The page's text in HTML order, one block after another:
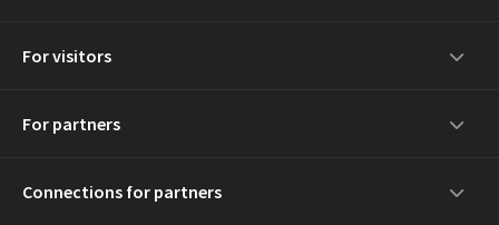
For visitors
For partners
Connections for partners